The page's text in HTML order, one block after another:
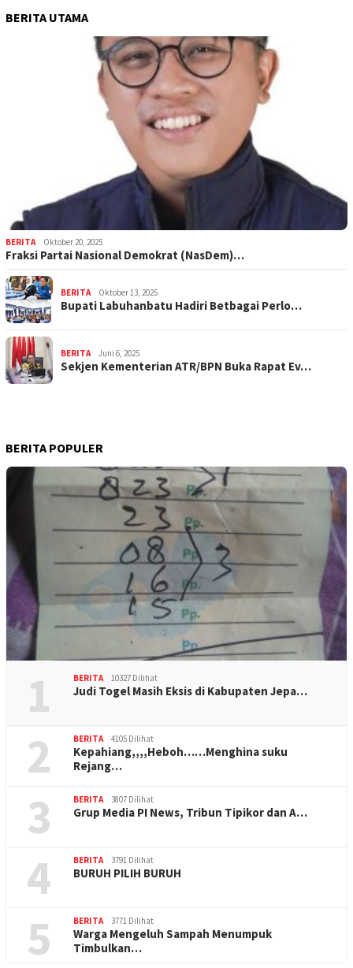
BERITA UTAMA
BERITA Oktober 20, 2025
Fraksi Partai Nasional Demokrat (NasDem)…
BERITA Oktober 13, 2025
Bupati Labuhanbatu Hadiri Betbagai Perlo…
BERITA Juni 6, 2025
Sekjen Kementerian ATR/BPN Buka Rapat Ev…
BERITA POPULER
1 BERITA 10327 Dilihat
Judi Togel Masih Eksis di Kabupaten Jepa…
2 BERITA 4105 Dilihat
Kepahiang,,,,Heboh……Menghina suku
Rejang…
3 BERITA 3807 Dilihat
Grup Media PI News, Tribun Tipikor dan A…
4 BERITA 3791 Dilihat
BURUH PILIH BURUH
5 BERITA 3771 Dilihat
Warga Mengeluh Sampah Menumpuk
Timbulkan…